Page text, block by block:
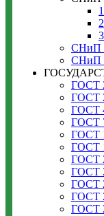
СНиП
СНиП
ГОСТ
ГОСТ
ГОСТ
ГОСТ
ГОСТ
ГОСТ
ГОСТ
ГОСТ
ГОСТ
ГОСТ
ГОСТ